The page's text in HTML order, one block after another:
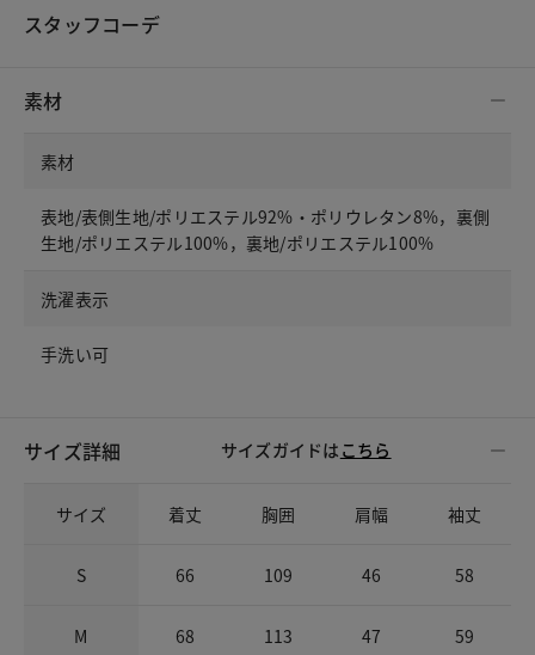
スタッフコーデ
素材
素材
表地/表側生地/ポリエステル92%・ポリウレタン8%，裏側
生地/ポリエステル100%，裏地/ポリエステル100%
洗濯表示
手洗い可
サイズ詳細 サイズガイドは こちら
サイズ 着丈 胸囲 肩幅 袖丈
S 66 109 46 58
M 68 113 47 59